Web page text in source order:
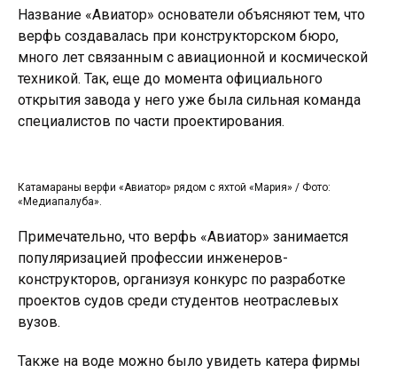
Название «Авиатор» основатели объясняют тем, что
верфь создавалась при конструкторском бюро,
много лет связанным с авиационной и космической
техникой. Так, еще до момента официального
открытия завода у него уже была сильная команда
специалистов по части проектирования.
Катамараны верфи «Авиатор» рядом с яхтой «Мария» / Фото:
«Медиапалуба».
Примечательно, что верфь «Авиатор» занимается
популяризацией профессии инженеров-
конструкторов, организуя конкурс по разработке
проектов судов среди студентов неотраслевых
вузов.
Также на воде можно было увидеть катера фирмы